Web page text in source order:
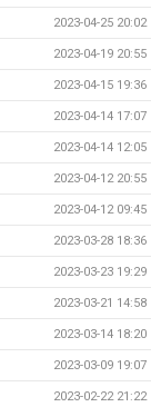
2023-04-25 20:02
2023-04-19 20:55
2023-04-15 19:36
2023-04-14 17:07
2023-04-14 12:05
2023-04-12 20:55
2023-04-12 09:45
2023-03-28 18:36
2023-03-23 19:29
2023-03-21 14:58
2023-03-14 18:20
2023-03-09 19:07
2023-02-22 21:22